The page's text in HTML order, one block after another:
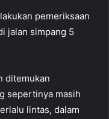
pemeriksaan
jalan simpang 5
ditemukan
sepertinya masih
lintas, dalam